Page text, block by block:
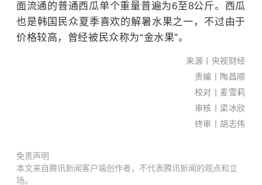
面流通的普通西瓜单个重量普遍为6至8公斤。西瓜
也是韩国民众夏季喜欢的解暑水果之一，不过由于
价格较高，曾经被民众称为“金水果”。‌‌
全媒
体记
者
黎莹
遐/文
图
来源丨 央视财经
责编丨陶昌顺
校对丨麦雪莉
审核丨梁冰欣
终审丨胡志伟
免责声明
本文来自腾讯新闻客户端创作者，不代表腾讯新闻的观点和立
场。